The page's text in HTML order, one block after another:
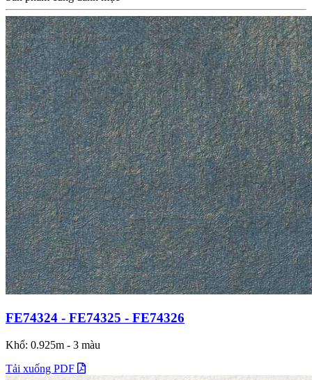
FE74324 - FE74325 - FE74326
Khổ: 0.925m - 3 màu
Tải xuống PDF